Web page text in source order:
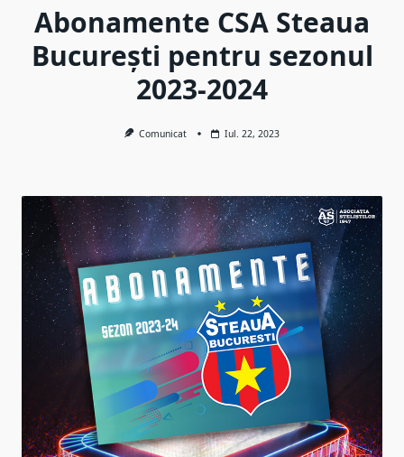
Abonamente CSA Steaua
București pentru sezonul
2023-2024
Comunicat Iul. 22, 2023